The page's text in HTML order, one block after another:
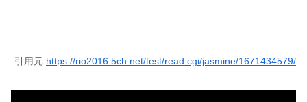
引用元:https://rio2016.5ch.net/test/read.cgi/jasmine/1671434579/